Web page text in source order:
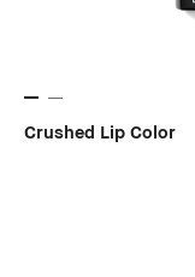
Crushed Lip Color